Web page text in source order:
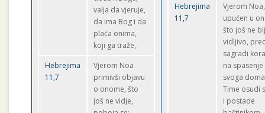
valja da vjeruje,
da ima Bog i da
plaća onima,
koji ga traže,
Hebrejima
11,7
Vjerom Noa
primivši objavu
o onome, što
još ne vidje,
Hebrejima
11,7
Vjerom Noa,
upućen u
što još ne
vidljivo,
sagradi
na spasenje
svoga
Time osudi
i postade